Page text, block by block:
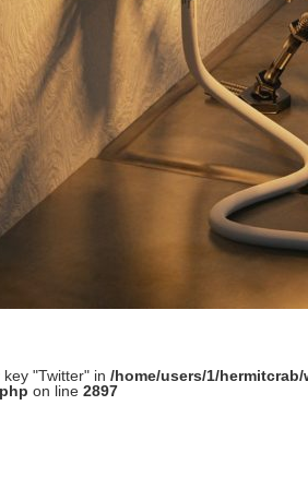
"Twitter" in /home/users/1/
on line 2897